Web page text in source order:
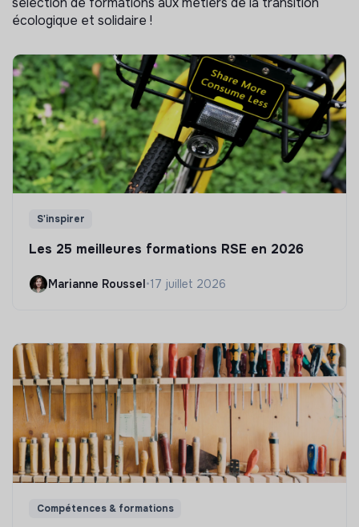
écologique et solidaire !
S'inspirer
Les 25 meilleures formations RSE en 2026
Marianne Roussel•17 juillet 2026
Compétences & formations